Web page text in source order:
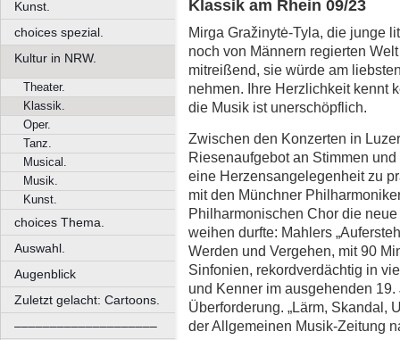
Kunst.
choices spezial.
Kultur in NRW.
Theater.
Klassik.
Oper.
Tanz.
Musical.
Musik.
Kunst.
choices Thema.
Auswahl.
Augenblick
Zuletzt gelacht: Cartoons.
––––––––––––––––––––
Klassik am Rhein 09/23
Mirga Gražinytė-Tyla, die junge
noch von Männern regierten
mitreißend, sie würde am
nehmen. Ihre Herzlichkeit kennt
die Musik ist unerschöpflich.
Zwischen den Konzerten in
Riesenaufgebot an Stimmen
eine Herzensangelegenheit zu
mit den Münchner
Philharmonischen Chor die
weihen durfte: Mahlers
Werden und Vergehen, mit 90
Sinfonien, rekordverdächtig in
und Kenner im ausgehenden
Überforderung. „Lärm, Skandal,
der Allgemeinen Musik-Zeitung